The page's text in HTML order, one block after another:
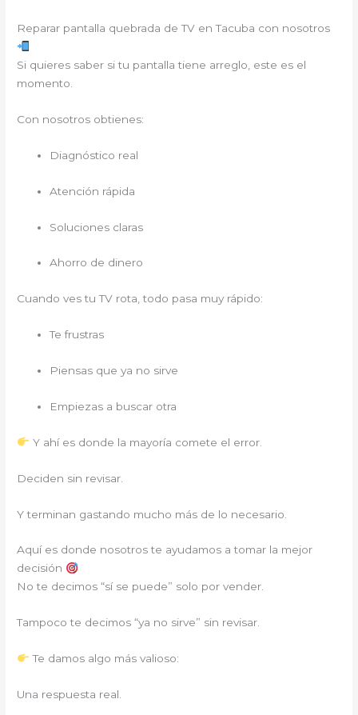
Reparar pantalla quebrada de TV en Tacuba con nosotros
Si quieres saber si tu pantalla tiene arreglo, este es el
momento.
Con nosotros obtienes:
Diagnóstico real
Atención rápida
Soluciones claras
Ahorro de dinero
Cuando ves tu TV rota, todo pasa muy rápido:
Te frustras
Piensas que ya no sirve
Empiezas a buscar otra
Y ahí es donde la mayoría comete el error.
Deciden sin revisar.
Y terminan gastando mucho más de lo necesario.
Aquí es donde nosotros te ayudamos a tomar la mejor
decisión
No te decimos “sí se puede” solo por vender.
Tampoco te decimos “ya no sirve” sin revisar.
Te damos algo más valioso:
Una respuesta real.